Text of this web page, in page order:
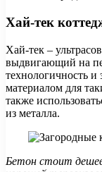
Хай-тек
Хай-тек –
выдвигающий на
технологичность
материалом для
также
из металла.
Бетон стоит